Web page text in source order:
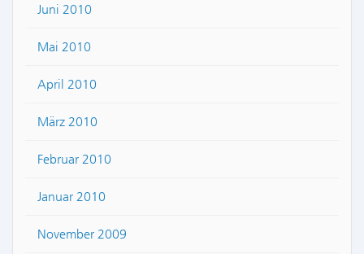
Juni 2010
Mai 2010
April 2010
März 2010
Februar 2010
Januar 2010
November 2009